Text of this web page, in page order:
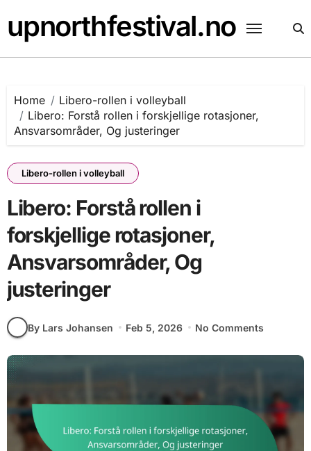
to
content
upnorthfestival.no
Home
Libero-rollen i volleyball
Libero: Forstå rollen i forskjellige rotasjoner,
Ansvarsområder, Og justeringer
Libero-rollen i volleyball
Libero: Forstå rollen i
forskjellige rotasjoner,
Ansvarsområder, Og
justeringer
By Lars Johansen Feb 5, 2026 No Comments